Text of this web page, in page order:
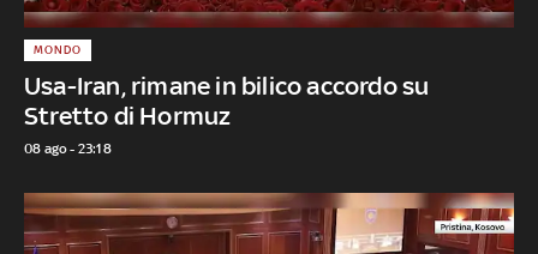
Usa-Iran, rimane in bilico accordo su
Stretto di Hormuz
MONDO
08 ago - 23:18